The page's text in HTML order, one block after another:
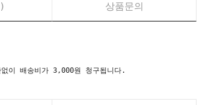
) 상품문의
배송비가 3,000원 청구됩니다.